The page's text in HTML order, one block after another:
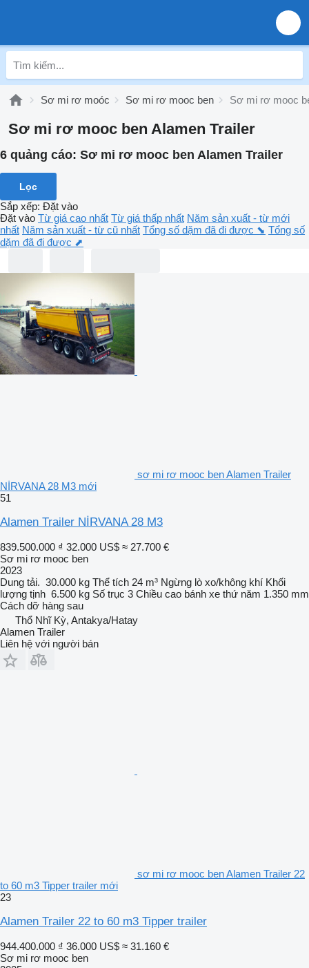
Sơ mi rơ moóc Sơ mi rơ mooc ben Sơ mi rơ mooc
Sơ mi rơ mooc ben Alamen Trailer
6 quảng cáo: Sơ mi rơ mooc ben Alamen Trailer
Lọc
Sắp xếp: Đặt vào
Đặt vào Từ giá cao nhất Từ giá thấp nhất Năm sản xuất - từ mới
nhất Năm sản xuất - từ cũ nhất Tổng số dặm đã đi được ⬊ Tổng số
dặm đã đi được ⬈
sơ mi rơ mooc ben Alamen Trailer
NİRVANA 28 M3 mới
51
Alamen Trailer NİRVANA 28 M3
839.500.000 ₫ 32.000 US$ ≈ 27.700 €
Sơ mi rơ mooc ben
2023
Dung tải. 30.000 kg Thể tích 24 m³ Ngừng lò xo/không khí Khối
lượng tịnh 6.500 kg Số trục 3 Chiều cao bánh xe thứ năm 1.350 mm
Cách dỡ hàng sau
Thổ Nhĩ Kỳ, Antakya/Hatay
Alamen Trailer
Liên hệ với người bán
sơ mi rơ mooc ben Alamen Trailer 22
to 60 m3 Tipper trailer mới
23
Alamen Trailer 22 to 60 m3 Tipper trailer
944.400.000 ₫ 36.000 US$ ≈ 31.160 €
Sơ mi rơ mooc ben